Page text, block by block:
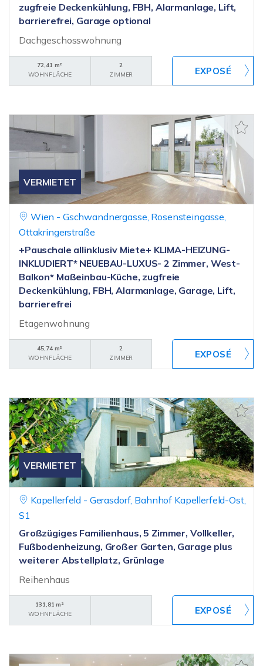
zugfreie Deckenkühlung, FBH, Alarmanlage, Lift,
barrierefrei, Garage optional
Dachgeschosswohnung
72,41 m²
WOHNFLÄCHE
2
ZIMMER
VERMIETET
Wien - Gschwandnergasse, Rosensteingasse,
Ottakringerstraße
+Pauschale allinklusiv Miete+ KLIMA-HEIZUNG-
INKLUDIERT* NEUEBAU-LUXUS- 2 Zimmer, West-
Balkon* Maßeinbau-Küche, zugfreie
Deckenkühlung, FBH, Alarmanlage, Garage, Lift,
barrierefrei
Etagenwohnung
45,74 m²
WOHNFLÄCHE
2
ZIMMER
VERMIETET
Kapellerfeld - Gerasdorf, Bahnhof Kapellerfeld-Ost,
S1
Großzügiges Familienhaus, 5 Zimmer, Vollkeller,
Fußbodenheizung, Großer Garten, Garage plus
weiterer Abstellplatz, Grünlage
Reihenhaus
131,81 m²
WOHNFLÄCHE